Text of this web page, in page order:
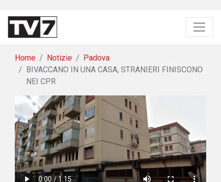
Home Notizie
Padova
BIVACCANO IN UNA CASA, STRANIERI FINISCONO
NEI CPR